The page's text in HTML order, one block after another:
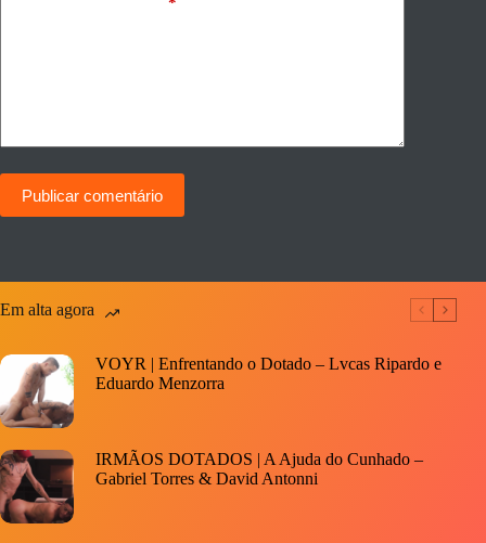
Publicar comentário
Em alta agora
VOYR | Enfrentando o Dotado – Lvcas Ripardo e
Eduardo Menzorra
IRMÃOS DOTADOS | A Ajuda do Cunhado –
Gabriel Torres & David Antonni